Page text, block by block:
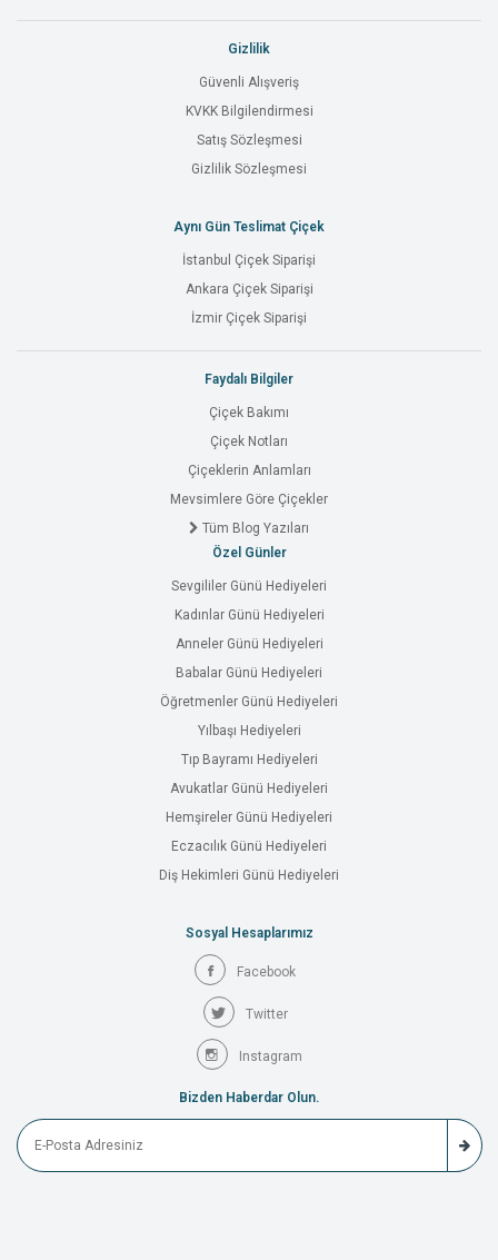
Gizlilik
Güvenli Alışveriş
KVKK Bilgilendirmesi
Satış Sözleşmesi
Gizlilik Sözleşmesi
Aynı Gün Teslimat Çiçek
İstanbul Çiçek Siparişi
Ankara Çiçek Siparişi
İzmir Çiçek Siparişi
Faydalı Bilgiler
Çiçek Bakımı
Çiçek Notları
Çiçeklerin Anlamları
Mevsimlere Göre Çiçekler
Tüm Blog Yazıları
Özel Günler
Sevgililer Günü Hediyeleri
Kadınlar Günü Hediyeleri
Anneler Günü Hediyeleri
Babalar Günü Hediyeleri
Öğretmenler Günü Hediyeleri
Yılbaşı Hediyeleri
Tıp Bayramı Hediyeleri
Avukatlar Günü Hediyeleri
Hemşireler Günü Hediyeleri
Eczacılık Günü Hediyeleri
Diş Hekimleri Günü Hediyeleri
Sosyal Hesaplarımız
Facebook
Twitter
Instagram
Bizden Haberdar Olun.